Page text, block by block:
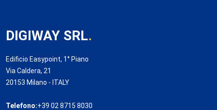
DIGIWAY SRL.
Edificio Easypoint, 1° Piano
Via Caldera, 21
20153 Milano - ITALY
Telefono:+39 02 8715 8030